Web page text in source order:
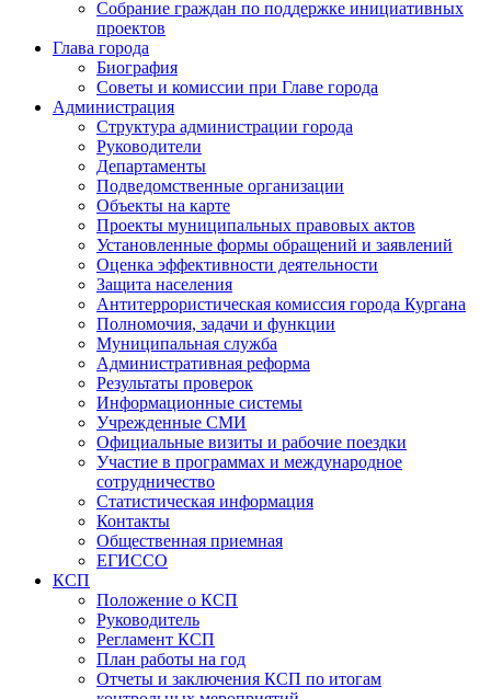
Собрание граждан по поддержке инициативных
проектов
Глава города
Биография
Советы и комиссии при Главе города
Администрация
Структура администрации города
Руководители
Департаменты
Подведомственные организации
Объекты на карте
Проекты муниципальных правовых актов
Установленные формы обращений и заявлений
Оценка эффективности деятельности
Защита населения
Антитеррористическая комиссия города Кургана
Полномочия, задачи и функции
Муниципальная служба
Административная реформа
Результаты проверок
Информационные системы
Учрежденные СМИ
Официальные визиты и рабочие поездки
Участие в программах и международное
сотрудничество
Статистическая информация
Контакты
Общественная приемная
ЕГИССО
КСП
Положение о КСП
Руководитель
Регламент КСП
План работы на год
Отчеты и заключения КСП по итогам